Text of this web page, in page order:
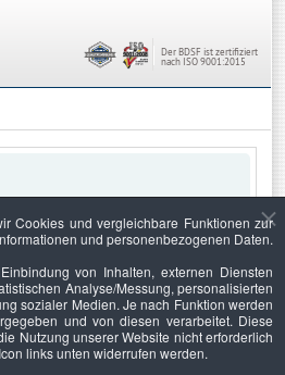
Der BDSF ist zertifiziert
nach ISO 9001:2015
Cookies und vergleichbare Funktionen zur
und personenbezogenen Daten.
von Inhalten, externen Diensten
Analyse/Messung, personalisierten
sozialer Medien. Je nach Funktion werden
und von diesen verarbeitet. Diese
Nutzung unserer Website nicht erforderlich
links unten widerrufen werden.